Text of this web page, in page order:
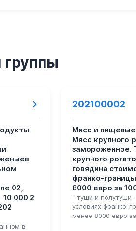
группы
02,
10 000 2
в
202100002
Мясо и
Мясо крупного
замороженное.
крупного
говядина
франко-
8000 евро за
- туши и полутуши
условиях франко-
менее 8000 евро